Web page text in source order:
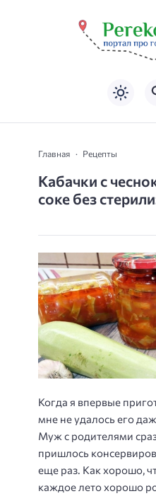
Главная Рецепты
Кабачки с
соке без
Когда я впервые
мне не удалось его
Муж с родителями
пришлось
еще раз. Как хорошо,
каждое лето хорошо